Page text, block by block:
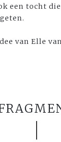
een tocht
van Elle